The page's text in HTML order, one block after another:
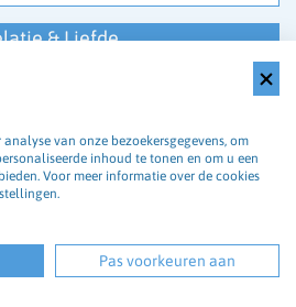
& Liefde
medium of paragnosten krijg
en gevoelens.
van onze bezoekersgegevens, om
inhoud te tonen en om u een
Voor meer informatie over de cookies
Pas voorkeuren aan